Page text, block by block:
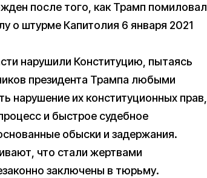
после того, как Трамп помиловал
о штурме Капитолия 6 января 2021
нарушили Конституцию, пытаясь
президента Трампа любыми
нарушение их конституционных прав,
и быстрое судебное
обыски и задержания.
что стали жертвами
заключены в тюрьму.